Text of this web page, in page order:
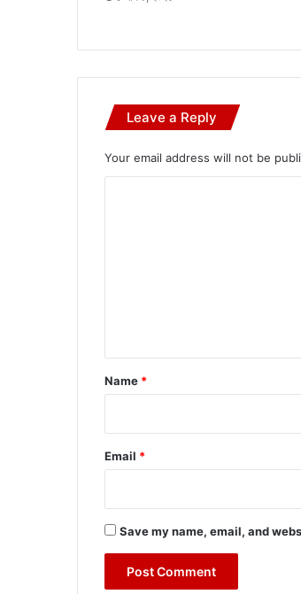
Leave a Reply
Your email address will not be
*
Name *
Email *
Save my name, email, and